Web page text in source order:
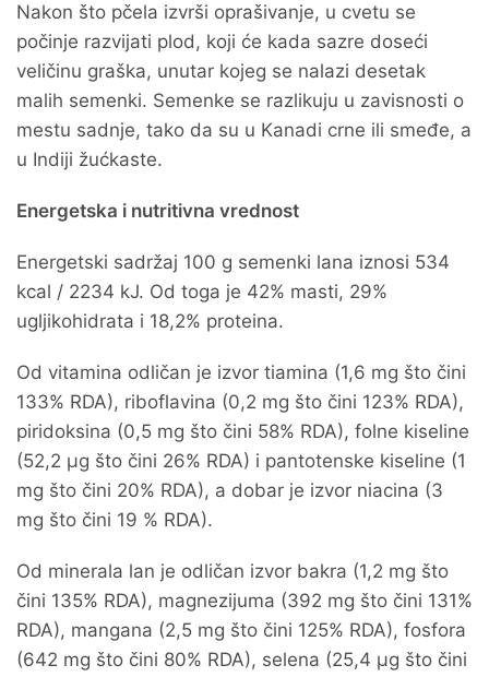
Nakon što pčela izvrši oprašivanje, u cvetu se
počinje razvijati plod, koji će kada sazre doseći
veličinu graška, unutar kojeg se nalazi desetak
malih semenki. Semenke se razlikuju u zavisnosti o
mestu sadnje, tako da su u Kanadi crne ili smeđe, a
u Indiji žućkaste.
Energetska i nutritivna vrednost
Energetski sadržaj 100 g semenki lana iznosi 534
kcal / 2234 kJ. Od toga je 42% masti, 29%
ugljikohidrata i 18,2% proteina.
Od vitamina odličan je izvor tiamina (1,6 mg što čini
133% RDA), riboflavina (0,2 mg što čini 123% RDA),
piridoksina (0,5 mg što čini 58% RDA), folne kiseline
(52,2 µg što čini 26% RDA) i pantotenske kiseline (1
mg što čini 20% RDA), a dobar je izvor niacina (3
mg što čini 19 % RDA).
Od minerala lan je odličan izvor bakra (1,2 mg što
čini 135% RDA), magnezijuma (392 mg što čini 131%
RDA), mangana (2,5 mg što čini 125% RDA), fosfora
(642 mg što čini 80% RDA), selena (25,4 µg što čini